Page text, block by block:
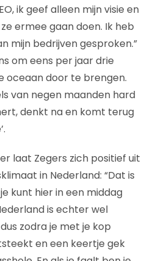
ik geef alleen mijn visie en
ermee gaan doen. Ik heb
mijn bedrijven gesproken.”
om eens per jaar drie
oceaan door te brengen.
van negen maanden hard
denkt na en komt terug
laat Zegers zich positief uit
in Nederland: “Dat is
kunt hier in een middag
is echter wel
zodra je met je kop
en een keertje gek